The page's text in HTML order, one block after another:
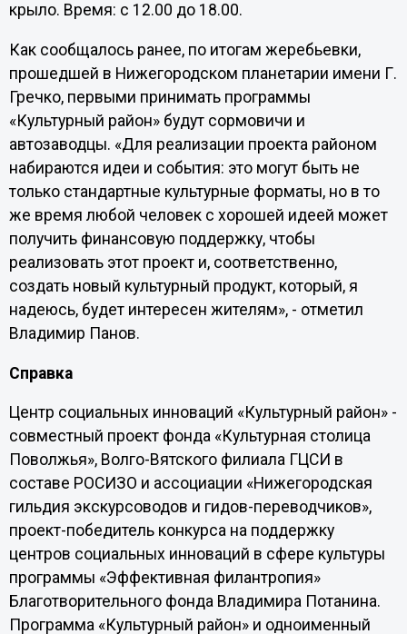
крыло. Время: с 12.00 до 18.00.
Как сообщалось ранее, по итогам жеребьевки,
прошедшей в Нижегородском планетарии имени Г.
Гречко, первыми принимать программы
«Культурный район» будут сормовичи и
автозаводцы. «Для реализации проекта районом
набираются идеи и события: это могут быть не
только стандартные культурные форматы, но в то
же время любой человек с хорошей идеей может
получить финансовую поддержку, чтобы
реализовать этот проект и, соответственно,
создать новый культурный продукт, который, я
надеюсь, будет интересен жителям», - отметил
Владимир Панов.
Справка
Центр социальных инноваций «Культурный район» -
совместный проект фонда «Культурная столица
Поволжья», Волго-Вятского филиала ГЦСИ в
составе РОСИЗО и ассоциации «Нижегородская
гильдия экскурсоводов и гидов-переводчиков»,
проект-победитель конкурса на поддержку
центров социальных инноваций в сфере культуры
программы «Эффективная филантропия»
Благотворительного фонда Владимира Потанина.
Программа «Культурный район» и одноименный